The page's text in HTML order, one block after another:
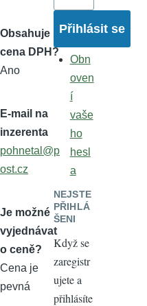
Obsahuje
cena DPH?
Ano
E-mail na
inzerenta
pohnetal@p
ost.cz
Je možné
vyjednávat
o ceně?
Cena je
pevná
Obn
oven
í
vaše
ho
hesl
a
NEJSTE
PŘIHLÁ
ŠENI
Když se
zaregistr
ujete a
přihlásíte